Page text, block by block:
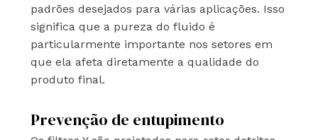
padrões desejados para várias aplicações. Isso
significa que a pureza do fluido é
particularmente importante nos setores em
que ela afeta diretamente a qualidade do
produto final.
Prevenção de entupimento